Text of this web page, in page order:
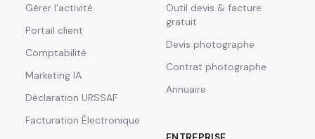
Gérer l'activité
Portail client
Comptabilité
Marketing IA
Déclaration URSSAF
Facturation Électronique
Outil devis & facture
gratuit
Devis photographe
Contrat photographe
Annuaire